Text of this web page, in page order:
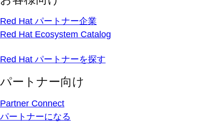
Red Hat パートナー企業
Red Hat Ecosystem Catalog
Red Hat パートナーを探す
パートナー向け
Partner Connect
パートナーになる